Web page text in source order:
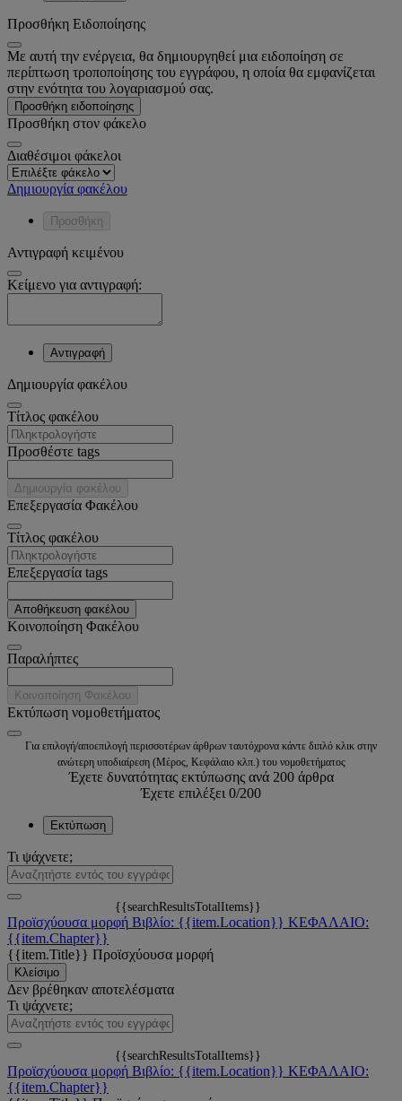
Προσθήκη Ειδοποίησης
Με αυτή την ενέργεια, θα δημιουργηθεί μια ειδοποίηση σε
περίπτωση τροποποίησης του εγγράφου, η οποία θα εμφανίζεται
στην ενότητα του λογαριασμού σας.
Προσθήκη ειδοποίησης
Προσθήκη στον φάκελο
Διαθέσιμοι φάκελοι
Δημιουργία φακέλου
Προσθήκη
Αντιγραφή κειμένου
Κείμενο για αντιγραφή:
Αντιγραφή
Δημιουργία φακέλου
Tίτλος φακέλου
Προσθέστε tags
Δημιουργία φακέλου
Επεξεργασία Φακέλου
Tίτλος φακέλου
Επεξεργασία tags
Αποθήκευση φακέλου
Κοινοποίηση Φακέλου
Παραλήπτες
Κοινοποίηση Φακέλου
Εκτύπωση νομοθετήματος
Για επιλογή/αποεπιλογή περισσοτέρων άρθρων ταυτόχρονα κάντε διπλό κλικ στην
ανώτερη υποδιαίρεση (Μέρος, Κεφάλαιο κλπ.) του νομοθετήματος
Έχετε δυνατότητας εκτύπωσης ανά 200 άρθρα
Έχετε επιλέξει 0/200
Εκτύπωση
Τι ψάχνετε;
{{searchResultsTotalItems}}
Προϊσχύουσα μορφή Βιβλίο: {{item.Location}} ΚΕΦΑΛΑΙΟ:
{{item.Chapter}}
{{item.Title}} Προϊσχύουσα μορφή
Κλείσιμο
Δεν βρέθηκαν αποτελέσματα
Τι ψάχνετε;
{{searchResultsTotalItems}}
Προϊσχύουσα μορφή Βιβλίο: {{item.Location}} ΚΕΦΑΛΑΙΟ:
{{item.Chapter}}